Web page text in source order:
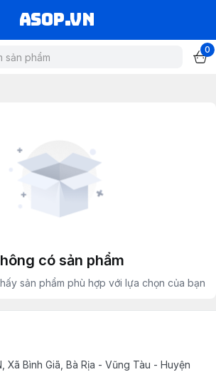
asop.vn
0
có sản phẩm
sản phẩm phù hợp với lựa chọn của bạn
Xã Bình Giã, Bà Rịa - Vũng Tàu - Huyện